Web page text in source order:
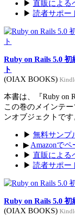
▶ 直販による
▶ 読者サポー
Ruby on Rails 5.0
ト
(OIAX BOOKS)
本書は、『Ruby on
この巻のメインテ
ンオブジェクトです
▶ 無料サンプ
▶ Amazonで
▶ 直販による
▶ 読者サポー
Ruby on Rails 5.0
(OIAX BOOKS)